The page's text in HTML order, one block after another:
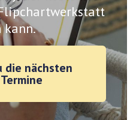
kann.
die nächsten